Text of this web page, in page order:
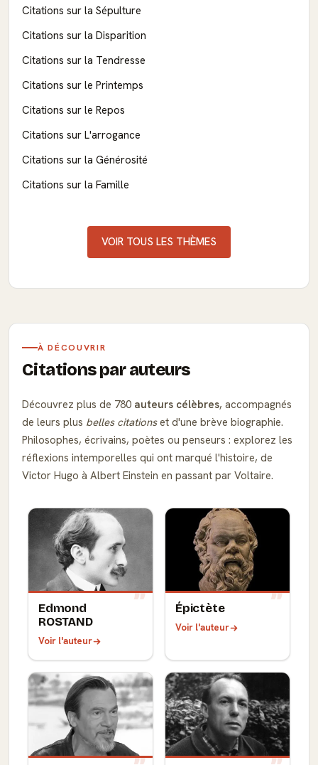
Citations sur la Sépulture
Citations sur la Disparition
Citations sur la Tendresse
Citations sur le Printemps
Citations sur le Repos
Citations sur L'arrogance
Citations sur la Générosité
Citations sur la Famille
VOIR TOUS LES THÈMES
À DÉCOUVRIR
Citations par auteurs
Découvrez plus de 780 auteurs célèbres, accompagnés
de leurs plus belles citationset d'une brève biographie.
Philosophes, écrivains, poètes ou penseurs : explorez les
réflexions intemporelles qui ont marqué l'histoire, de
Victor Hugo à Albert Einstein en passant par Voltaire.
Edmond
ROSTAND
Voir l'auteur
Épictète
Voir l'auteur